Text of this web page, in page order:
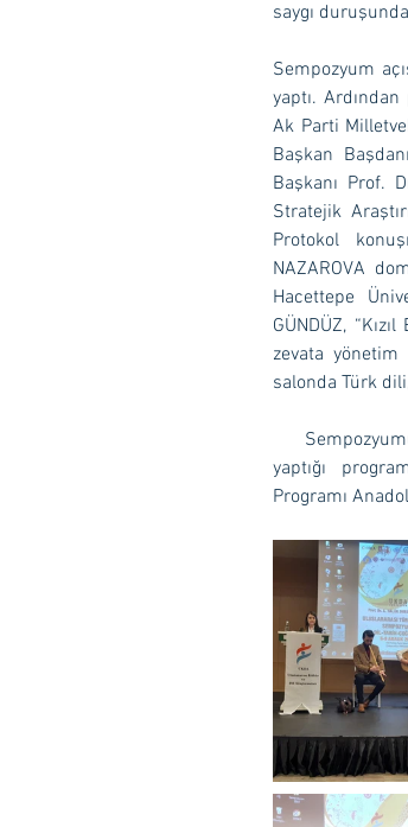
saygı
Sempozyum
yaptı.
Ak Parti
Başkan
Başkanı Prof.
Stratejik
Protokol
NAZAROVA
Hacettepe
GÜNDÜZ,
zevata
salonda Türk
yaptığı
Programı